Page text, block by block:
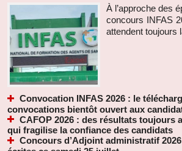
À l’approche des
concours INFAS
attendent toujours
Convocation INFAS 2026 : le
convocations bientôt ouvert aux
CAFOP 2026 : des résultats toujours
qui fragilise la confiance des candidats
Concours d’Adjoint administratif